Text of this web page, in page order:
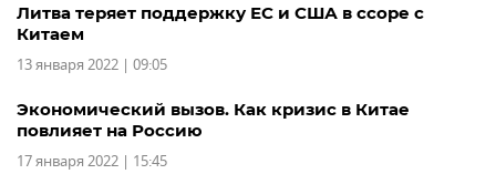
Литва теряет поддержку ЕС и США в ссоре с
Китаем
13 января 2022 | 09:05
Экономический вызов. Как кризис в Китае
повлияет на Россию
17 января 2022 | 15:45